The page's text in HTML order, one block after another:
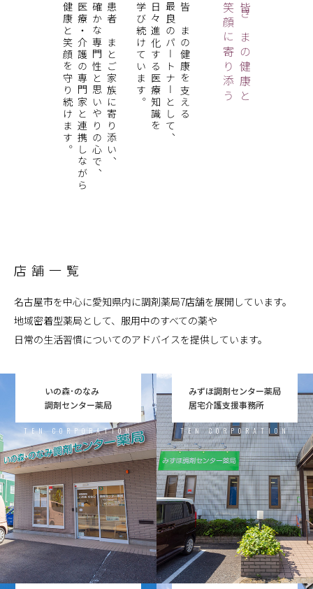
皆さまの健康と
笑顔に寄り添う
皆さまの健康を支える
最良のパートナーとして、
日々進化する医療知識を
学び続けています。
患者さまとご家族に寄り添い、
確かな専門性と思いやりの心で、
医療・介護の専門家と連携しながら
健康と笑顔を守り続けます。
店舗一覧
名古屋市を中心に愛知県内に調剤薬局7店舗を展開しています。
地域密着型薬局として、服用中のすべての薬や
日常の生活習慣についてのアドバイスを提供しています。
いの森･のなみ
調剤センター薬局
TEN CORPORATION
みずほ調剤センター薬局
居宅介護支援事務所
TEN CORPORATION